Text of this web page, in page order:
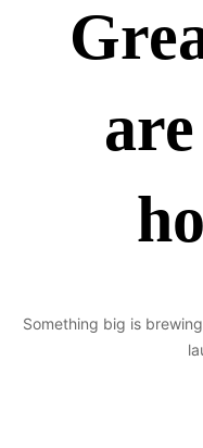
Something big is